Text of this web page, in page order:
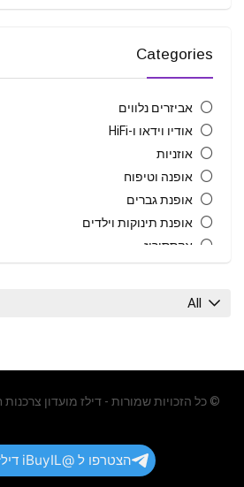
Categories
אביזרים נלווים
אודיו וידאו ו-HiFi
אוזניות
אופנה וטיפוח
אופנת גברים
אופנת תינוקות וילדים
אקססוריז
הנעלה
טלויזיות
כבלים ומטענים
All
© כל הזכויות שמורות - דילז מועדון צרכנות
הצטרפו ל @iBuyIL דילז בטלגרם